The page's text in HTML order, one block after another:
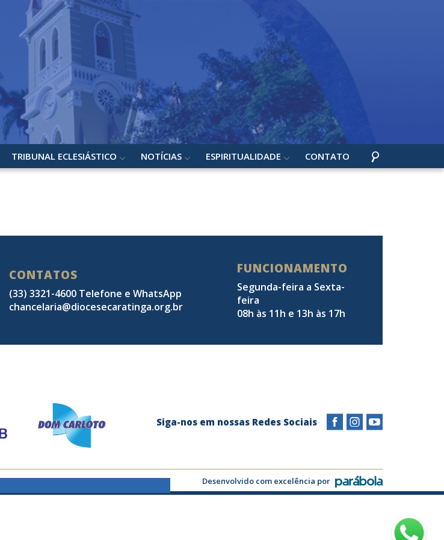
TRIBUNAL ECLESIÁSTICO NOTÍCIAS ESPIRITUALIDADE CONTATO
CONTATOS
(33) 3321-4600 Telefone e WhatsApp
chancelaria@diocesecaratinga.org.br
FUNCIONAMENTO
Segunda-feira a Sexta-
feira
08h às 11h e 13h às 17h
Siga-nos em nossas Redes Sociais
Desenvolvido com excelência por